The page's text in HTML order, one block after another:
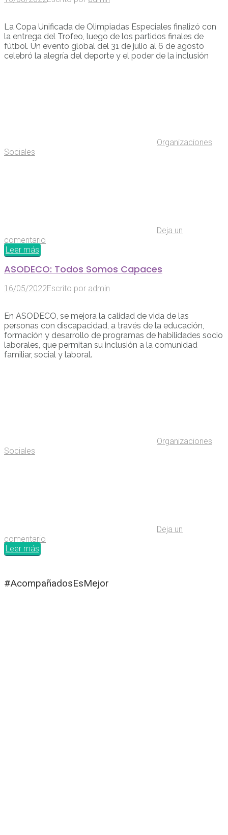
La Copa Unificada de Olimpiadas Especiales finalizó con
la entrega del Trofeo, luego de los partidos finales de
fútbol. Un evento global del 31 de julio al 6 de agosto
celebró la alegría del deporte y el poder de la inclusión
Organizaciones
Sociales
Deja un
comentario
Leer más
ASODECO: Todos Somos Capaces
16/05/2022Escrito por admin
En ASODECO, se mejora la calidad de vida de las
personas con discapacidad, a través de la educación,
formación y desarrollo de programas de habilidades socio
laborales, que permitan su inclusión a la comunidad
familiar, social y laboral.
Organizaciones
Sociales
Deja un
comentario
Leer más
#AcompañadosEsMejor